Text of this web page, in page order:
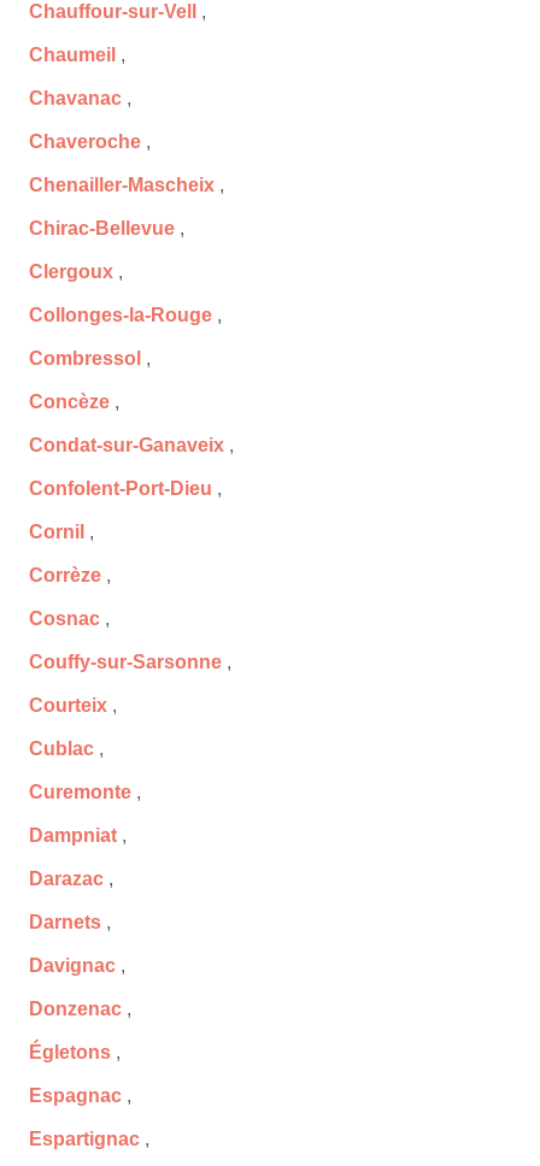
Chauffour-sur-Vell ,
Chaumeil ,
Chavanac ,
Chaveroche ,
Chenailler-Mascheix ,
Chirac-Bellevue ,
Clergoux ,
Collonges-la-Rouge ,
Combressol ,
Concèze ,
Condat-sur-Ganaveix ,
Confolent-Port-Dieu ,
Cornil ,
Corrèze ,
Cosnac ,
Couffy-sur-Sarsonne ,
Courteix ,
Cublac ,
Curemonte ,
Dampniat ,
Darazac ,
Darnets ,
Davignac ,
Donzenac ,
Égletons ,
Espagnac ,
Espartignac ,